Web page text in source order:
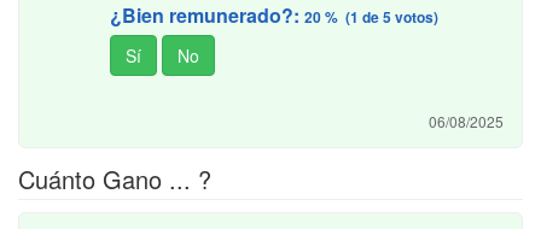
¿Bien remunerado?: 20 % (1 de 5 votos)
06/08/2025
Cuánto Gano ... ?